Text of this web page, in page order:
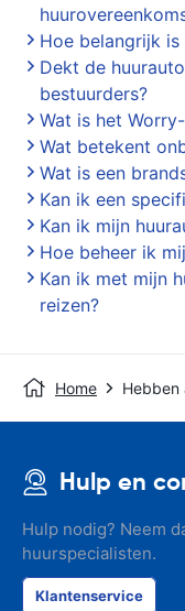
Hoe belangrijk
Dekt de
bestuurders?
Wat is het
Wat betekent
Wat is een
Kan ik een
Kan ik mijn
Hoe beheer ik
Kan ik met mijn
reizen?
Home Hebben
Hulp en
Hulp nodig? Neem
huurspecialisten.
Klantenservice